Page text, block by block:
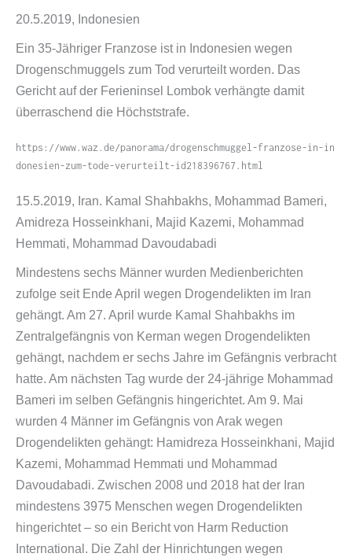
20.5.2019, Indonesien
Ein 35-​Jähriger Franzose ist in Indonesien wegen
Drogenschmuggels zum Tod verurteilt worden. Das
Gericht auf der Ferieninsel Lombok verhängte damit
überraschend die Höchststrafe.
https://​www​.waz​.de/​p​a​n​o​r​a​m​a​/​d​r​o​g​e​n​s​c​h​m​u​g​g​e​l​-​f​r​a​n​z​o​s​e​-​i​n​-​i​n​
d​o​n​e​s​i​e​n​-​z​u​m​-​t​o​d​e​-​v​e​r​u​r​t​e​i​l​t​-​i​d​2​1​8​3​9​6​7​6​7​.​h​tml
15.5.2019, Iran. Kamal Shahbakhs, Mohammad Bameri,
Amidreza Hosseinkhani, Majid Kazemi, Mohammad
Hemmati, Mohammad Davoudabadi
Mindestens sechs Männer wurden Medienberichten
zufolge seit Ende April wegen Drogendelikten im Iran
gehängt. Am 27. April wurde Kamal Shahbakhs im
Zentralgefängnis von Kerman wegen Drogendelikten
gehängt, nachdem er sechs Jahre im Gefängnis verbracht
hatte. Am nächsten Tag wurde der 24-​jährige Mohammad
Bameri im selben Gefängnis hingerichtet. Am 9. Mai
wurden 4 Männer im Gefängnis von Arak wegen
Drogendelikten gehängt: Hamidreza Hosseinkhani, Majid
Kazemi, Mohammad Hemmati und Mohammad
Davoudabadi. Zwischen 2008 und 2018 hat der Iran
mindestens 3975 Menschen wegen Drogendelikten
hingerichtet – so ein Bericht von Harm Reduction
International. Die Zahl der Hinrichtungen wegen